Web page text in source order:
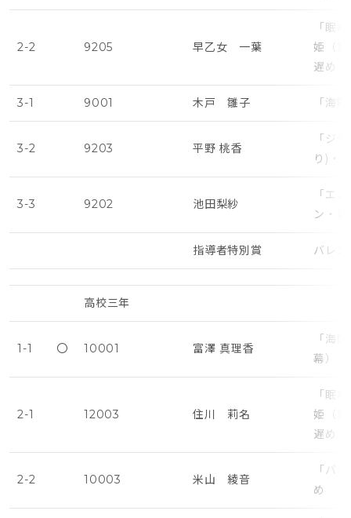
2-2 9205 早乙女 一葉
「眠
姫（第
遅め
3-1 9001 木戸 雛子 「海
3-2 9203 平野 桃香
「ジ
り)・
3-3 9202 池田梨紗
「エ
ン・遅
指導者特別賞 バレ
高校三年
1-1 〇 10001 富澤 真理香
「海
幕）・
2-1 12003 住川 莉名
「眠
姫（第
遅め
2-2 10003 米山 綾音
「パ
め